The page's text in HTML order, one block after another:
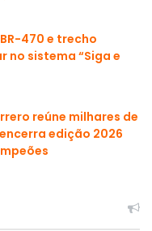
470 e trecho
no sistema “Siga e
reúne milhares de
edição 2026